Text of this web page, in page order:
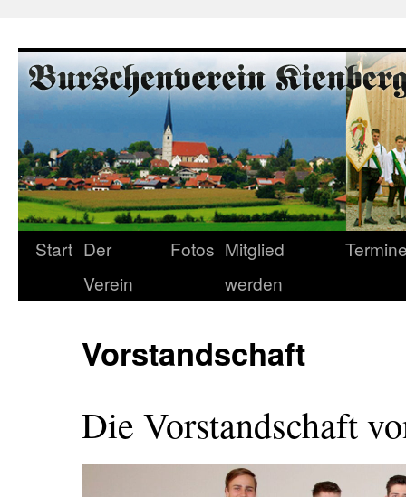
Start Der
Verein
Fotos Mitglied
werden
Vorstandschaft
Die Vorstandschaft